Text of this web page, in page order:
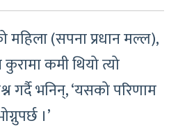
महिला (सपना प्रधान मल्ल),
कमी थियो त्यो
गर्दै भनिन्, ‘यसको परिणाम
।’